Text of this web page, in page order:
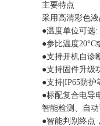
主要特点
采用高清彩色
●温度单位可选:
●参比温度20°C
●支持开机自诊
●支持固件升级
●支持|IP65防护
●标配复合电导
智能检测、自动
●智能判别终点